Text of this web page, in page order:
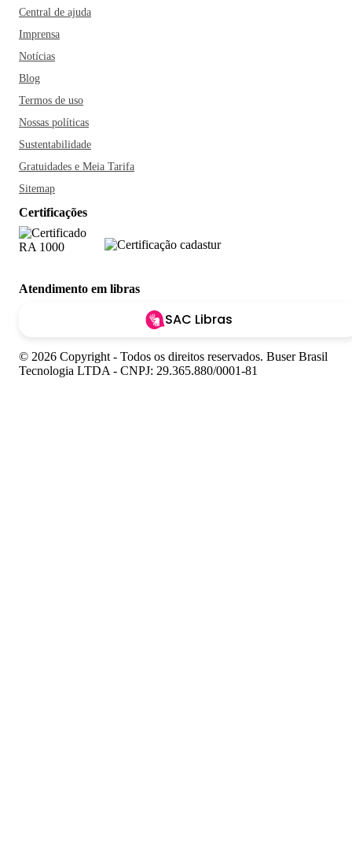
Central de ajuda
Imprensa
Notícias
Blog
Termos de uso
Nossas políticas
Sustentabilidade
Gratuidades e Meia Tarifa
Sitemap
Certificações
Atendimento em libras
SAC Libras
© 2026 Copyright - Todos os direitos reservados. Buser Brasil
Tecnologia LTDA - CNPJ: 29.365.880/0001-81